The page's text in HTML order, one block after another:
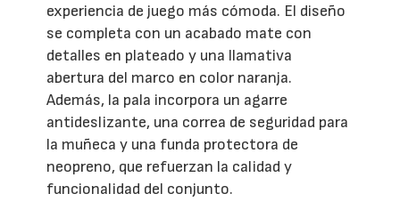
experiencia de juego más cómoda. El diseño
se completa con un acabado mate con
detalles en plateado y una llamativa
abertura del marco en color naranja.
Además, la pala incorpora un agarre
antideslizante, una correa de seguridad para
la muñeca y una funda protectora de
neopreno, que refuerzan la calidad y
funcionalidad del conjunto.